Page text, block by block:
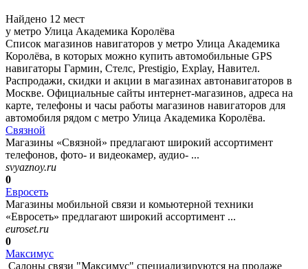
Найдено 12 мест
у метро Улица Академика Королёва
Список магазинов навигаторов у метро Улица Академика
Королёва, в которых можно купить автомобильные GPS
навигаторы Гармин, Стелс, Prestigio, Explay, Навител.
Распродажи, скидки и акции в магазинах автонавигаторов в
Москве. Официальные сайты интернет-магазинов, адреса на
карте, телефоны и часы работы магазинов навигаторов для
автомобиля рядом с метро Улица Академика Королёва.
Связной
Магазины «Связной» предлагают широкий ассортимент
телефонов, фото- и видеокамер, аудио- ...
svyaznoy.ru
0
Евросеть
Магазины мобильной связи и комьютерной техники
«Евросеть» предлагают широкий ассортимент ...
euroset.ru
0
Максимус
Салоны связи "Максимус" специализируются на продаже